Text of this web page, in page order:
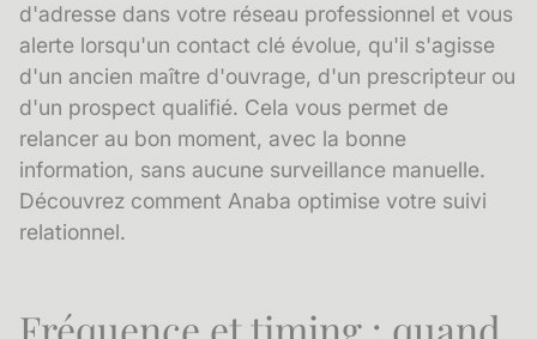
d'adresse dans votre réseau professionnel et vous
alerte lorsqu'un contact clé évolue, qu'il s'agisse
d'un ancien maître d'ouvrage, d'un prescripteur ou
d'un prospect qualifié. Cela vous permet de
relancer au bon moment, avec la bonne
information, sans aucune surveillance manuelle.
Découvrez comment Anaba optimise votre suivi
relationnel.